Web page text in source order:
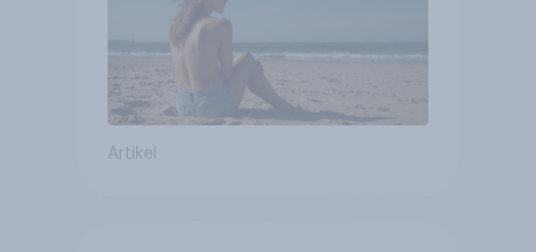
Artikel